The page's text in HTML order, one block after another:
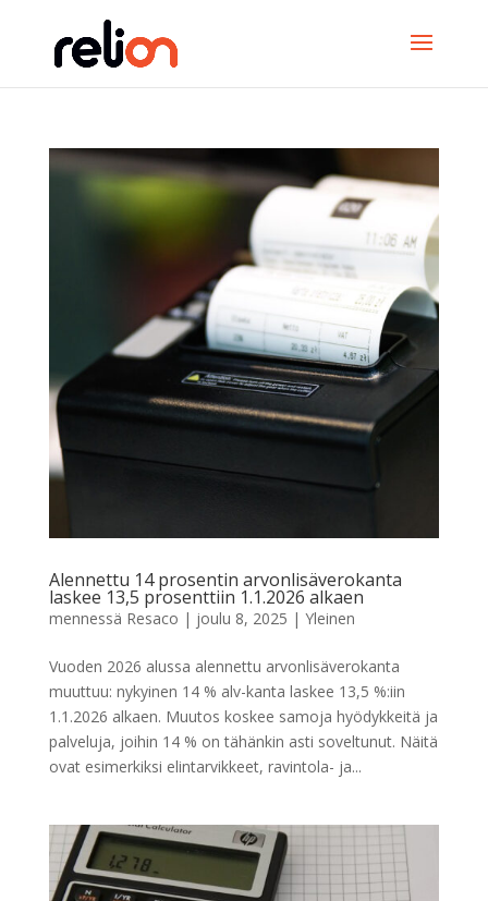
Alennettu 14 prosentin arvonlisäverokanta
laskee 13,5 prosenttiin 1.1.2026 alkaen
mennessä Resaco | joulu 8, 2025 | Yleinen
Vuoden 2026 alussa alennettu arvonlisäverokanta
muuttuu: nykyinen 14 % alv-kanta laskee 13,5 %:iin
1.1.2026 alkaen. Muutos koskee samoja hyödykkeitä ja
palveluja, joihin 14 % on tähänkin asti soveltunut. Näitä
ovat esimerkiksi elintarvikkeet, ravintola- ja...